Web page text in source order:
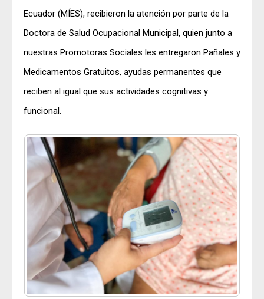
Ecuador (MÍES), recibieron la atención por parte de la
Doctora de Salud Ocupacional Municipal, quien junto a
nuestras Promotoras Sociales les entregaron Pañales y
Medicamentos Gratuitos, ayudas permanentes que
reciben al igual que sus actividades cognitivas y
funcional.